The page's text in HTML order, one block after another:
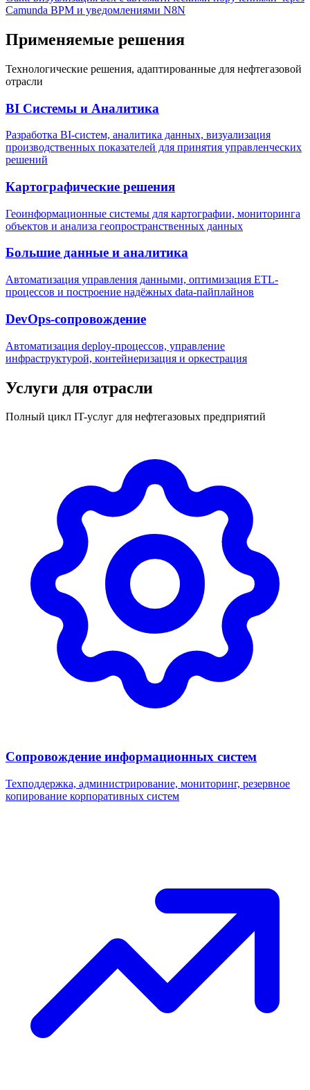
Camunda BPM и уведомлениями N8N
Применяемые решения
Технологические решения, адаптированные для нефтегазовой
отрасли
BI Системы и Аналитика
Разработка BI-систем, аналитика данных, визуализация
производственных показателей для принятия управленческих
решений
Картографические решения
Геоинформационные системы для картографии, мониторинга
объектов и анализа геопространственных данных
Большие данные и аналитика
Автоматизация управления данными, оптимизация ETL-
процессов и построение надёжных data-пайплайнов
DevOps-сопровождение
Автоматизация deploy-процессов, управление
инфраструктурой, контейнеризация и оркестрация
Услуги для отрасли
Полный цикл IT-услуг для нефтегазовых предприятий
Сопровождение информационных систем
Техподдержка, администрирование, мониторинг, резервное
копирование корпоративных систем